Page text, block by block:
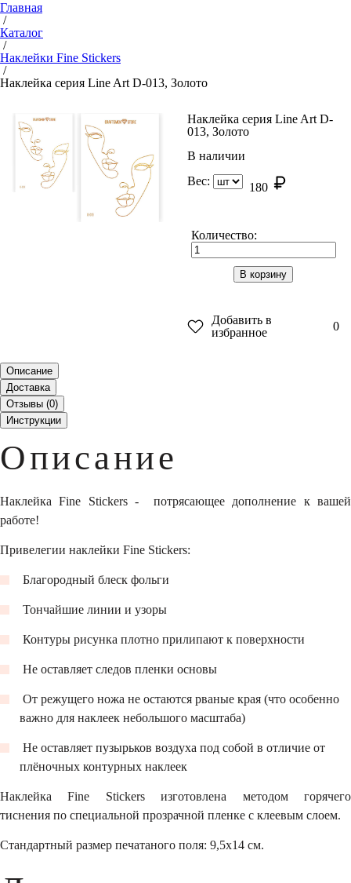
Главная
/
Каталог
/
Наклейки Fine Stickers
/
Наклейка серия Line Art D-013, Золото
Наклейка серия Line Art D-
013, Золото
В наличии
Вес:
180
Количество:
В корзину
Добавить в
избранное
0
Описание
Доставка
Отзывы (0)
Инструкции
Описание
Наклейка Fine Stickers - потрясающее дополнение к вашей
работе!
Привелегии наклейки Fine Stickers:
Благородный блеск фольги
Тончайшие линии и узоры
Контуры рисунка плотно прилипают к поверхности
Не оставляет следов пленки основы
От режущего ножа не остаются рваные края (что особенно
важно для наклеек небольшого масштаба)
Не оставляет пузырьков воздуха под собой в отличие от
плёночных контурных наклеек
Наклейка Fine Stickers изготовлена методом горячего
тиснения по специальной прозрачной пленке с клеевым слоем.
Стандартный размер печатаного поля: 9,5х14 см.